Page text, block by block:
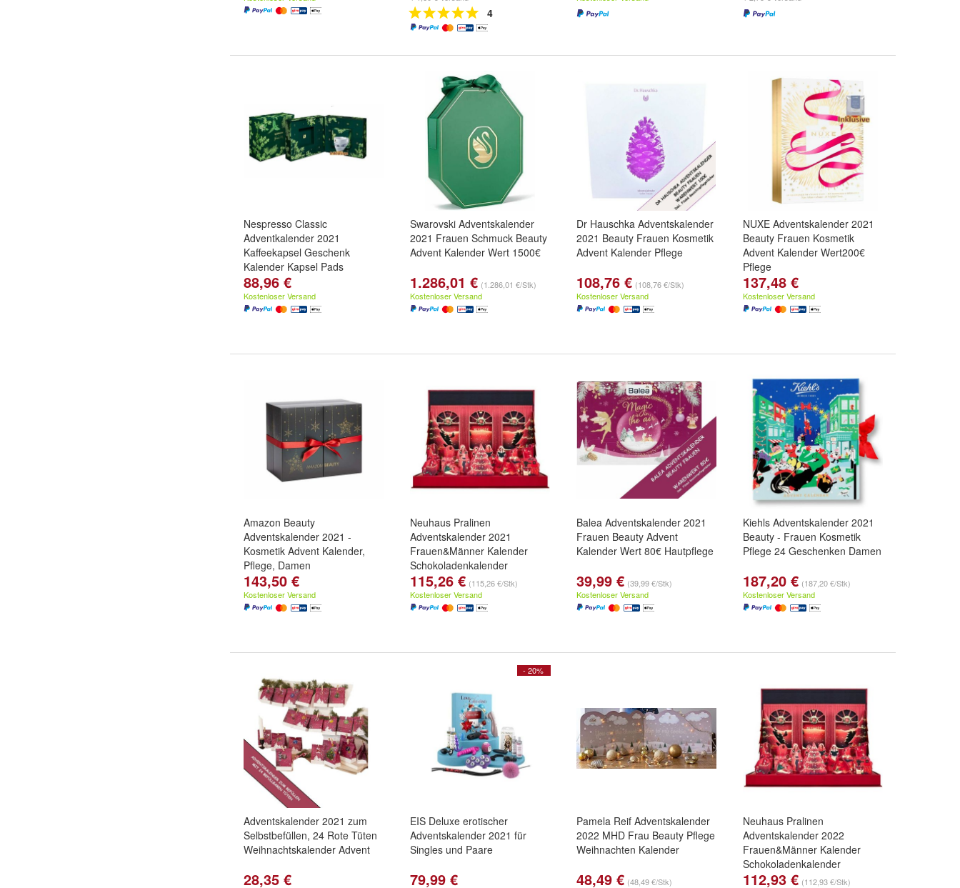
4
Nespresso Classic
Adventkalender 2021
Kaffeekapsel Geschenk
Kalender Kapsel Pads
88,96 €
Kostenloser Versand
Swarovski Adventskalender
2021 Frauen Schmuck Beauty
Advent Kalender Wert 1500€
1.286,01 € (1.286,01 €/Stk)
Kostenloser Versand
Dr Hauschka Adventskalender
2021 Beauty Frauen Kosmetik
Advent Kalender Pflege
108,76 € (108,76 €/Stk)
Kostenloser Versand
NUXE Adventskalender 2021
Beauty Frauen Kosmetik
Advent Kalender Wert200€
Pflege
137,48 €
Kostenloser Versand
Amazon Beauty
Adventskalender 2021 -
Kosmetik Advent Kalender,
Pflege, Damen
143,50 €
Kostenloser Versand
Neuhaus Pralinen
Adventskalender 2021
Frauen&Männer Kalender
Schokoladenkalender
115,26 € (115,26 €/Stk)
Kostenloser Versand
Balea Adventskalender 2021
Frauen Beauty Advent
Kalender Wert 80€ Hautpflege
39,99 € (39,99 €/Stk)
Kostenloser Versand
Kiehls Adventskalender 2021
Beauty - Frauen Kosmetik
Pflege 24 Geschenken Damen
187,20 € (187,20 €/Stk)
Kostenloser Versand
Adventskalender 2021 zum
Selbstbefüllen, 24 Rote Tüten
Weihnachtskalender Advent
28,35 €
- 20%
EIS Deluxe erotischer
Adventskalender 2021 für
Singles und Paare
79,99 €
Pamela Reif Adventskalender
2022 MHD Frau Beauty Pflege
Weihnachten Kalender
48,49 € (48,49 €/Stk)
Neuhaus Pralinen
Adventskalender 2022
Frauen&Männer Kalender
Schokoladenkalender
112,93 € (112,93 €/Stk)